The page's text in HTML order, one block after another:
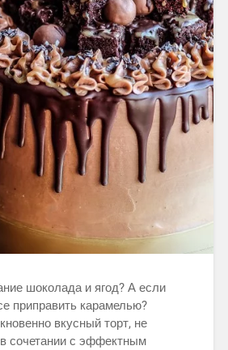
шоколада и ягод? А если
приправить карамелью?
вкусный торт, не
сочетании с эффектным